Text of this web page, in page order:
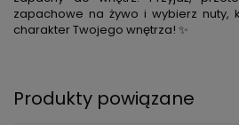
zapachowe na żywo i wybierz nuty,
charakter Twojego wnętrza! ✨
Produkty powiązane